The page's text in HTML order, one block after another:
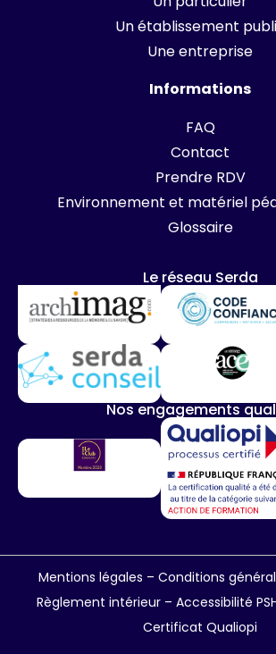
Un établissement
Une entreprise
Informations
FAQ
Contact
Prendre RDV
Environnement et matériel
Glossaire
Le réseau Serda
Nos engagements
Mentions légales – Conditions
Règlement intérieur – Accessibilité
Certificat Qualiopi